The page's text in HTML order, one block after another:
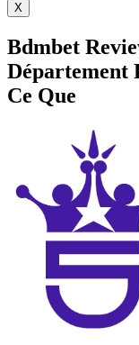
X
Bdmbet
Département
Ce Que